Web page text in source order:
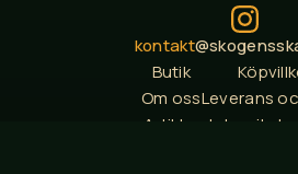
kontakt
Butik
Om oss
Artiklar
Leverans